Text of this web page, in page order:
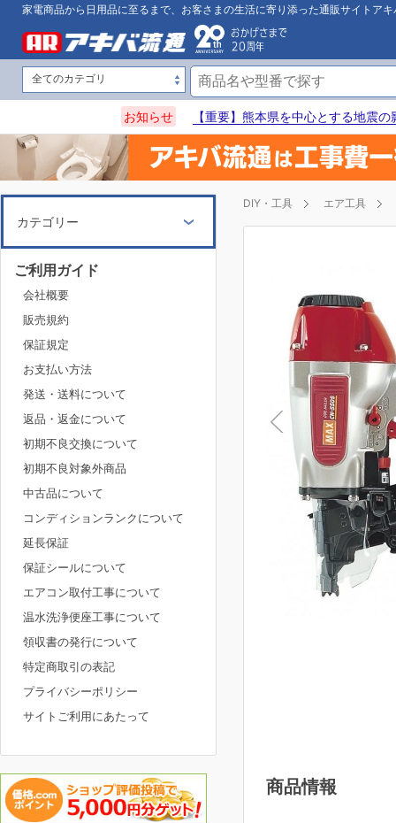
家電商品から日用品に至るまで、お客さまの生活に寄り添った通販サイトアキ
お知らせ 【重要】熊本県を中心とする地震
DIY・工具 エア工具
商品情報
カテゴリー
ご利用ガイド
会社概要
販売規約
保証規定
お支払い方法
発送・送料について
返品・返金について
初期不良交換について
初期不良対象外商品
中古品について
コンディションランクについて
延長保証
保証シールについて
エアコン取付工事について
温水洗浄便座工事について
領収書の発行について
特定商取引の表記
プライバシーポリシー
サイトご利用にあたって